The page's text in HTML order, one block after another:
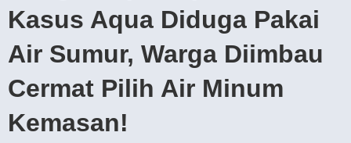
Kasus Aqua Diduga Pakai
Air Sumur, Warga Diimbau
Cermat Pilih Air Minum
Kemasan!